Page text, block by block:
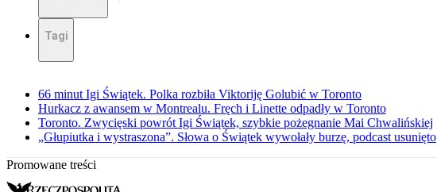
Tagi
66 minut Igi Świątek. Polka rozbiła Viktoriję Golubić w Toronto
Hurkacz z awansem w Montrealu. Fręch i Linette odpadły w Toronto
Toronto. Zwycięski powrót Igi Świątek, szybkie pożegnanie Mai Chwalińskiej
„Głupiutka i wystraszona”. Słowa o Świątek wywołały burzę, podcast usunięto
Promowane treści